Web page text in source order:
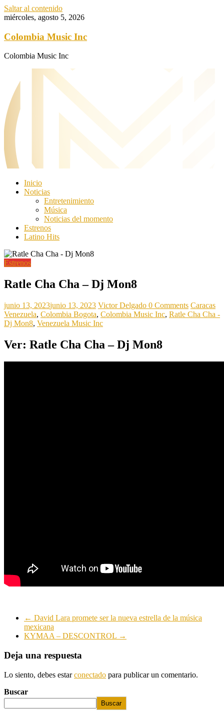
Saltar al contenido
miércoles, agosto 5, 2026
Colombia Music Inc
Colombia Music Inc
Inicio
Noticias
Entretenimiento
Música
Noticias del momento
Estrenos
Latino Hits
Estrenos
Ratle Cha Cha – Dj Mon8
junio 13, 2023junio 13, 2023 Victor Delgado 0 Comments Caracas
Venezuela, Colombia Bogota, Colombia Music Inc, Ratle Cha Cha -
Dj Mon8, Venezuela Music Inc
Ver: Ratle Cha Cha – Dj Mon8
← David Lara promete ser la nueva estrella de la música
mexicana
KYMAA – DESCONTROL →
Deja una respuesta
Lo siento, debes estarconectado para publicar un comentario.
Buscar
Buscar